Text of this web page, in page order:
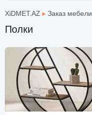
XiDMET.AZ ▸ Заказ мебели
Полки